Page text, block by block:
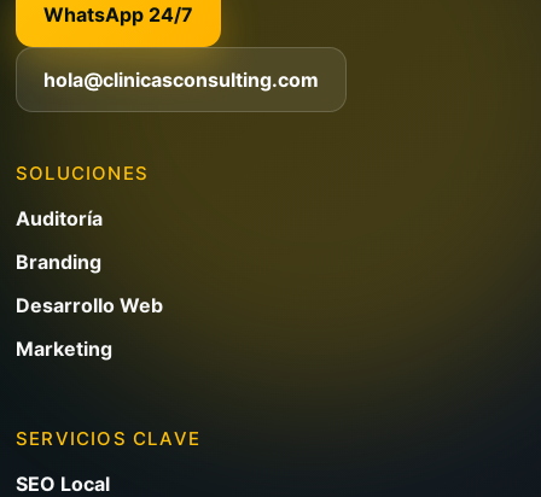
WhatsApp 24/7
hola@clinicasconsulting.com
SOLUCIONES
Auditoría
Branding
Desarrollo Web
Marketing
SERVICIOS CLAVE
SEO Local